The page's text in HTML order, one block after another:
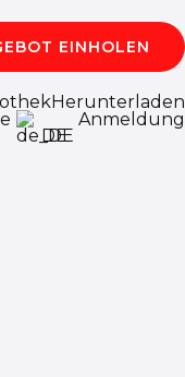
EINHOLEN
Herunterladen
DE
Anmeldung